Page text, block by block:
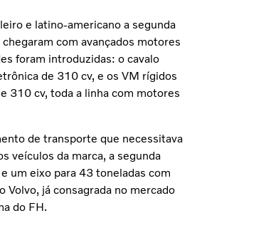
e latino-americano a segunda
com avançados motores
foram introduzidas: o cavalo
de 310 cv, e os VM rígidos
310 cv, toda a linha com motores
de transporte que necessitava
veículos da marca, a segunda
um eixo para 43 toneladas com
Volvo, já consagrada no mercado
do FH.